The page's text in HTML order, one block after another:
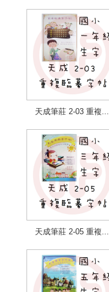
天成筆莊 2-03 重複...
天成筆莊 2-05 重複...